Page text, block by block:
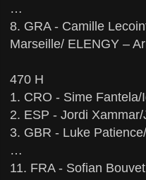
…
8. GRA - Camille
Marseille/ ELENGY –
470 H
1. CRO - Sime
2. ESP - Jordi
3. GBR - Luke
…
11. FRA - Sofian